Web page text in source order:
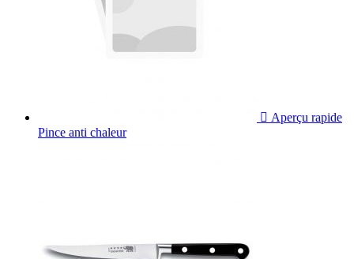
 Aperçu rapide
Pince anti chaleur